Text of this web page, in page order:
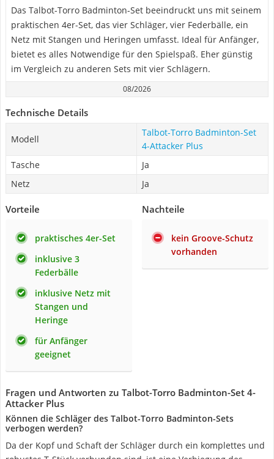
Das Talbot-Torro Badminton-Set beeindruckt uns mit seinem
praktischen 4er-Set, das vier Schläger, vier Federbälle, ein
Netz mit Stangen und Heringen umfasst. Ideal für Anfänger,
bietet es alles Notwendige für den Spielspaß. Eher günstig
im Vergleich zu anderen Sets mit vier Schlägern.
08/2026
Technische Details
Modell
Talbot-Torro Badminton-Set
4-Attacker Plus
Tasche
Ja
Netz
Ja
Vorteile
praktisches 4er-Set
inklusive 3
Federbälle
inklusive Netz mit
Stangen und
Heringe
für Anfänger
geeignet
Nachteile
kein Groove-Schutz
vorhanden
Fragen und Antworten zu Talbot-Torro Badminton-Set 4-
Attacker Plus
Können die Schläger des Talbot-Torro Badminton-Sets
verbogen werden?
Da der Kopf und Schaft der Schläger durch ein komplettes und